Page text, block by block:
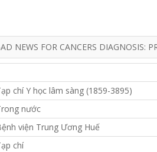
NEWS FOR CANCERS DIAGNOSIS:
chí Y học lâm sàng (1859-3895)
nước
viện Trung Ương Huế
chí